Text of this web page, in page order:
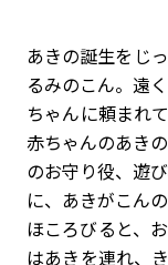
あきの誕生をじ
るみのこん。遠
ちゃんに頼まれ
赤ちゃんのあき
のお守り役、遊
に、あきがこん
ほころびると、
はあきを連れ、